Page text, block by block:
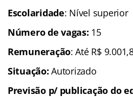
Escolaridade: Nível superior
Número de vagas: 15
Remuneração: Até R$
Situação: Autorizado
Previsão p/ publicação do